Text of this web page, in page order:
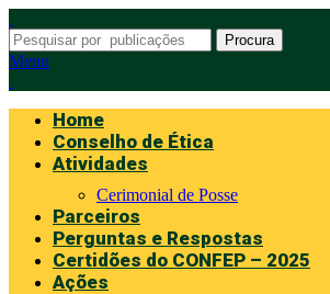
Procura
Menu
Home
Conselho de Ética
Atividades
Cerimonial de Posse
Parceiros
Perguntas e Respostas
Certidões do CONFEP – 2025
Ações